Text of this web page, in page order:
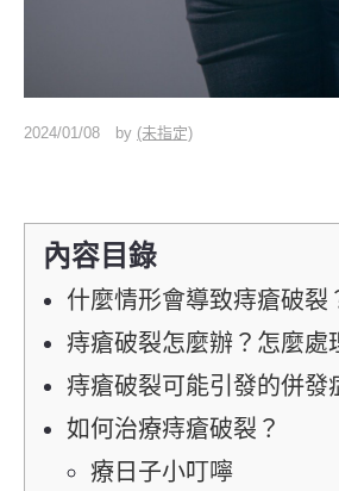
2024/01/08 by (未指定)
內容目錄
什麼情形會導致痔瘡破裂
痔瘡破裂怎麼辦？怎麼處
痔瘡破裂可能引發的併發
如何治療痔瘡破裂？
療日子小叮嚀